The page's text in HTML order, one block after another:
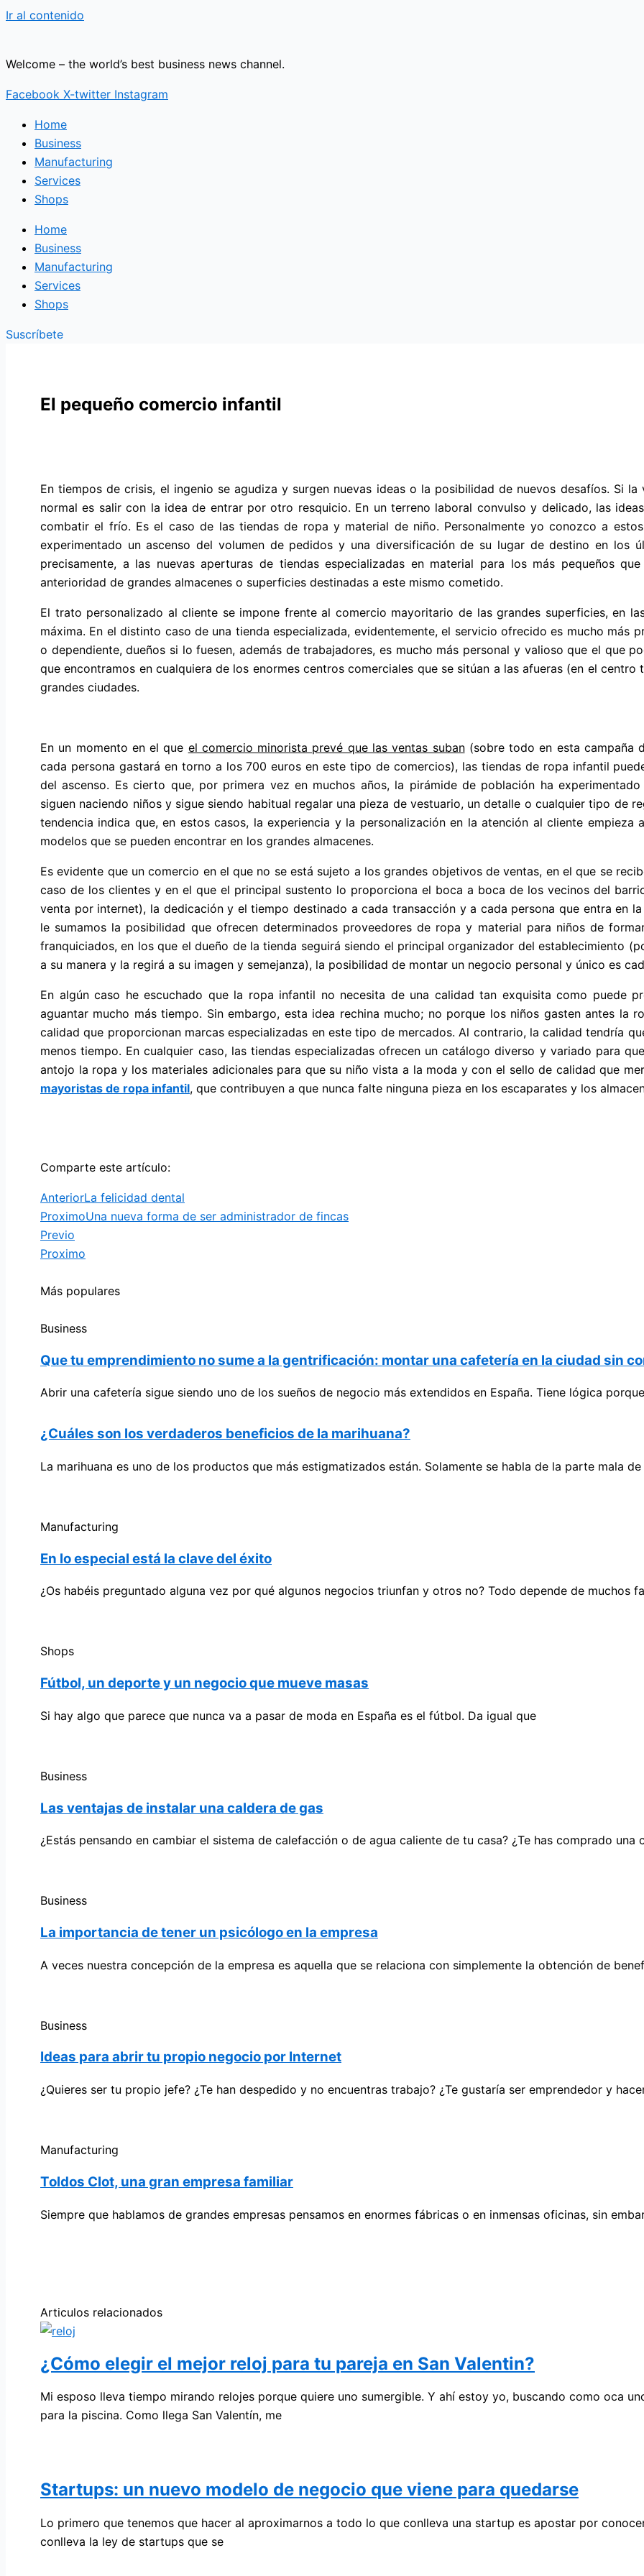
Ir al contenido
Welcome – the world’s best business news channel.
Facebook X-twitter Instagram
Home
Business
Manufacturing
Services
Shops
Home
Business
Manufacturing
Services
Shops
Suscríbete
El pequeño comercio infantil
En tiempos de crisis, el ingenio se agudiza y surgen nuevas ideas o la posibilidad de nuevos desafíos. Si
normal es salir con la idea de entrar por otro resquicio. En un terreno laboral convulso y delicado, las
combatir el frío. Es el caso de las tiendas de ropa y material de niño. Personalmente yo conozco a
experimentado un ascenso del volumen de pedidos y una diversificación de su lugar de destino en los
precisamente, a las nuevas aperturas de tiendas especializadas en material para los más pequeños
anterioridad de grandes almacenes o superficies destinadas a este mismo cometido.
El trato personalizado al cliente se impone frente al comercio mayoritario de las grandes superficies, en
máxima. En el distinto caso de una tienda especializada, evidentemente, el servicio ofrecido es mucho más
o dependiente, dueños si lo fuesen, además de trabajadores, es mucho más personal y valioso que el que
que encontramos en cualquiera de los enormes centros comerciales que se sitúan a las afueras (en el
grandes ciudades.
En un momento en el que el comercio minorista prevé que las ventas suban(sobre todo en esta campaña
cada persona gastará en torno a los 700 euros en este tipo de comercios), las tiendas de ropa infantil
del ascenso. Es cierto que, por primera vez en muchos años, la pirámide de población ha
siguen naciendo niños y sigue siendo habitual regalar una pieza de vestuario, un detalle o cualquier tipo de
tendencia indica que, en estos casos, la experiencia y la personalización en la atención al cliente
modelos que se pueden encontrar en los grandes almacenes.
Es evidente que un comercio en el que no se está sujeto a los grandes objetivos de ventas, en el que se
caso de los clientes y en el que el principal sustento lo proporciona el boca a boca de los vecinos del
venta por internet), la dedicación y el tiempo destinado a cada transacción y a cada persona que entra en
le sumamos la posibilidad que ofrecen determinados proveedores de ropa y material para niños de
franquiciados, en los que el dueño de la tienda seguirá siendo el principal organizador del establecimiento
a su manera y la regirá a su imagen y semejanza), la posibilidad de montar un negocio personal y único es
En algún caso he escuchado que la ropa infantil no necesita de una calidad tan exquisita como puede
aguantar mucho más tiempo. Sin embargo, esta idea rechina mucho; no porque los niños gasten antes la
calidad que proporcionan marcas especializadas en este tipo de mercados. Al contrario, la calidad tendría
menos tiempo. En cualquier caso, las tiendas especializadas ofrecen un catálogo diverso y variado para
antojo la ropa y los materiales adicionales para que su niño vista a la moda y con el sello de calidad que
mayoristas de ropa infantil, que contribuyen a que nunca falte ninguna pieza en los escaparates y los
Comparte este artículo:
AnteriorLa felicidad dental
ProximoUna nueva forma de ser administrador de fincas
Previo
Proximo
Más populares
Business
Que tu emprendimiento no sume a la gentrificación: montar una cafetería en la ciudad sin
Abrir una cafetería sigue siendo uno de los sueños de negocio más extendidos en España. Tiene lógica
¿Cuáles son los verdaderos beneficios de la marihuana?
La marihuana es uno de los productos que más estigmatizados están. Solamente se habla de la parte mala de
Manufacturing
En lo especial está la clave del éxito
¿Os habéis preguntado alguna vez por qué algunos negocios triunfan y otros no? Todo depende de muchos
Shops
Fútbol, un deporte y un negocio que mueve masas
Si hay algo que parece que nunca va a pasar de moda en España es el fútbol. Da igual que
Business
Las ventajas de instalar una caldera de gas
¿Estás pensando en cambiar el sistema de calefacción o de agua caliente de tu casa? ¿Te has comprado una
Business
La importancia de tener un psicólogo en la empresa
A veces nuestra concepción de la empresa es aquella que se relaciona con simplemente la obtención de
Business
Ideas para abrir tu propio negocio por Internet
¿Quieres ser tu propio jefe? ¿Te han despedido y no encuentras trabajo? ¿Te gustaría ser emprendedor y
Manufacturing
Toldos Clot, una gran empresa familiar
Siempre que hablamos de grandes empresas pensamos en enormes fábricas o en inmensas oficinas, sin
Articulos relacionados
¿Cómo elegir el mejor reloj para tu pareja en San Valentin?
Mi esposo lleva tiempo mirando relojes porque quiere uno sumergible. Y ahí estoy yo, buscando como oca
para la piscina. Como llega San Valentín, me
Startups: un nuevo modelo de negocio que viene para quedarse
Lo primero que tenemos que hacer al aproximarnos a todo lo que conlleva una startup es apostar por
conlleva la ley de startups que se